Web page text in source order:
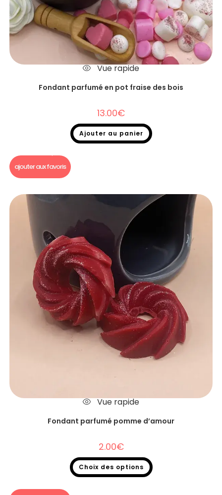
Vue rapide
Fondant parfumé en pot fraise des bois
13.00€
Ajouter au panier
ajouter aux favoris
Vue rapide
Fondant parfumé pomme d’amour
2.00€
Choix des options